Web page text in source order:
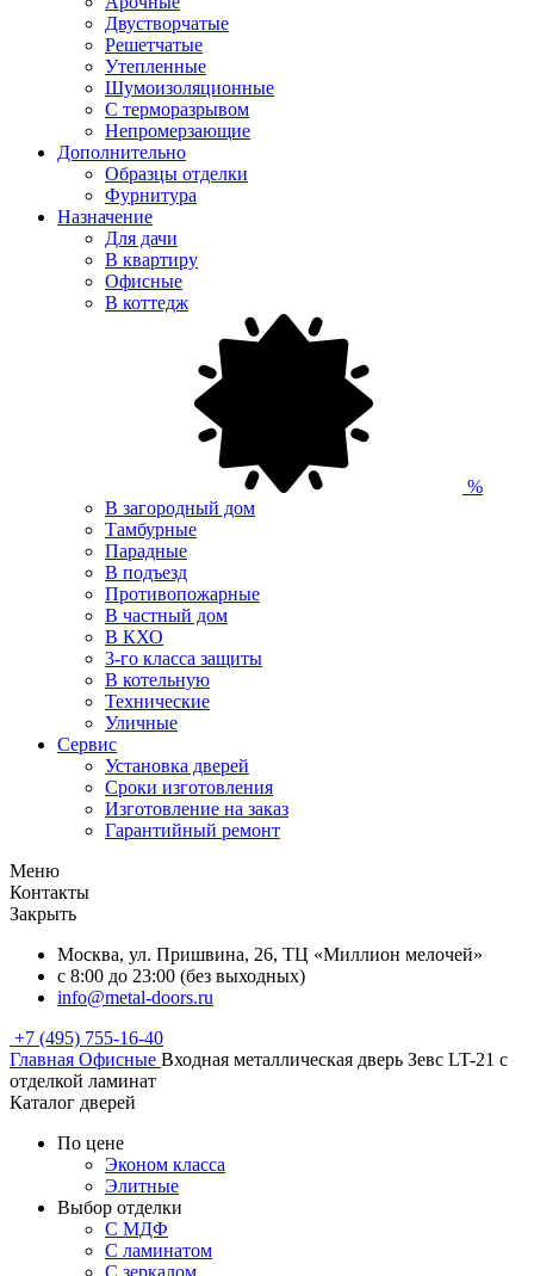
Двустворчатые
Решетчатые
Утепленные
Шумоизоляционные
С терморазрывом
Непромерзающие
Дополнительно
Образцы отделки
Фурнитура
Назначение
Для дачи
В квартиру
Офисные
В коттедж
%
В загородный дом
Тамбурные
Парадные
В подъезд
Противопожарные
В частный дом
В КХО
3-го класса защиты
В котельную
Технические
Уличные
Сервис
Установка дверей
Сроки изготовления
Изготовление на заказ
Гарантийный ремонт
Меню
Контакты
Закрыть
Москва, ул. Пришвина, 26, ТЦ «Миллион мелочей»
с 8:00 до 23:00 (без выходных)
info@metal-doors.ru
+7 (495) 755-16-40
Главная Офисные Входная металлическая дверь Зевс LT-21 с
отделкой ламинат
Каталог дверей
По цене
Эконом класса
Элитные
Выбор отделки
С МДФ
С ламинатом
С зеркалом